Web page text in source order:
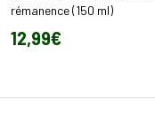
rémanence (150 ml)
12,99€